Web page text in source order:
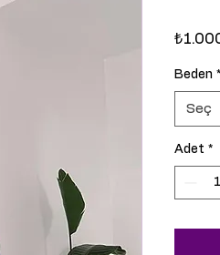
Beden *
Seç
Adet *